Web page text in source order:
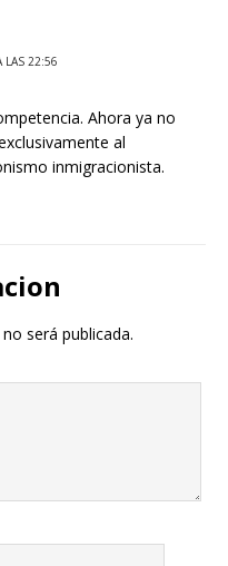
LAS 22:56
Ahora ya no
al
inmigracionista.
será publicada.